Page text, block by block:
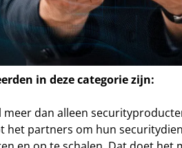
in deze categorie zijn:
meer dan alleen
het partners om hun